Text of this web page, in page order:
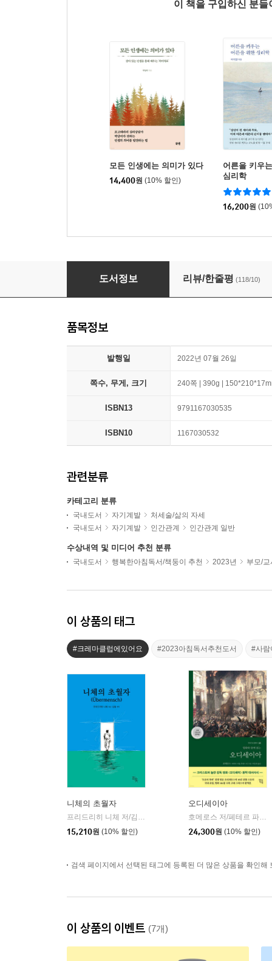
이 책을 구입하신 분
모든 인생에는 의미가 있다
14,400원 (10% 할인)
어른을 키우
심리학
16,200원
박상미의 가족 상담소
도서정보 리뷰/한줄평 (118/10)
품목정보
발행일 2022년 07월 26일
쪽수, 무게, 크기 240쪽 | 390g |
ISBN13 9791167030535
ISBN10 1167030532
관련분류
카테고리 분류
국내도서 자기계발
처세술/삶의 자세
국내도서
자기계발 인간관계 인간관계 일반
수상내역 및 미디어 추천 분류
국내도서 행복한아침독서/책둥이 추천 2023년 부모/교
이 상품의 태그
#크레마클럽에있어요 #2023아침독서추천도서 #사람
니체의 초월자
프리드리히 니체 저/김철 편역
15,210원 (10% 할인)
오디세이아
호메로스 저/페테르 파울 루벤스 그림/박문재 역
24,300원 (10% 할인)
검색 페이지에서 선택된 태그에 등록된 더 많은 상품을 확인해
이 상품의 이벤트 (7개)